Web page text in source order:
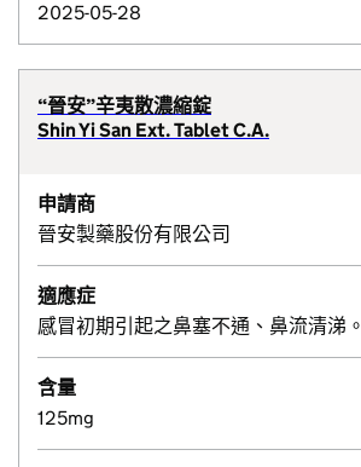
2025-05-28
“晉安”辛夷散濃縮錠
Shin Yi San Ext. Tablet C.A.
申請商
晉安製藥股份有限公司
適應症
感冒初期引起之鼻塞不通、鼻流清涕。
含量
125mg